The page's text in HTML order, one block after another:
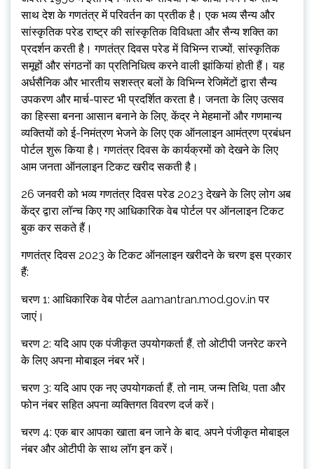
साथ देश के गणतंत्र में परिवर्तन का प्रतीक है। एक भव्य सैन्य और
सांस्कृतिक परेड राष्ट्र की सांस्कृतिक विविधता और सैन्य शक्ति का
प्रदर्शन करती है। गणतंत्र दिवस परेड में विभिन्न राज्यों, सांस्कृतिक
समूहों और संगठनों का प्रतिनिधित्व करने वाली झांकियां होती हैं। यह
अर्धसैनिक और भारतीय सशस्त्र बलों के विभिन्न रेजिमेंटों द्वारा सैन्य
उपकरण और मार्च-पास्ट भी प्रदर्शित करता है। जनता के लिए उत्सव
का हिस्सा बनना आसान बनाने के लिए, केंद्र ने मेहमानों और गणमान्य
व्यक्तियों को ई-निमंत्रण भेजने के लिए एक ऑनलाइन आमंत्रण प्रबंधन
पोर्टल शुरू किया है। गणतंत्र दिवस के कार्यक्रमों को देखने के लिए
आम जनता ऑनलाइन टिकट खरीद सकती है।
26 जनवरी को भव्य गणतंत्र दिवस परेड 2023 देखने के लिए लोग अब
केंद्र द्वारा लॉन्च किए गए आधिकारिक वेब पोर्टल पर ऑनलाइन टिकट
बुक कर सकते हैं।
गणतंत्र दिवस 2023 के टिकट ऑनलाइन खरीदने के चरण इस प्रकार
हैं:
चरण 1: आधिकारिक वेब पोर्टल aamantran.mod.gov.in पर
जाएं।
चरण 2: यदि आप एक पंजीकृत उपयोगकर्ता हैं, तो ओटीपी जनरेट करने
के लिए अपना मोबाइल नंबर भरें।
चरण 3: यदि आप एक नए उपयोगकर्ता हैं, तो नाम, जन्म तिथि, पता और
फोन नंबर सहित अपना व्यक्तिगत विवरण दर्ज करें।
चरण 4: एक बार आपका खाता बन जाने के बाद, अपने पंजीकृत मोबाइल
नंबर और ओटीपी के साथ लॉग इन करें।